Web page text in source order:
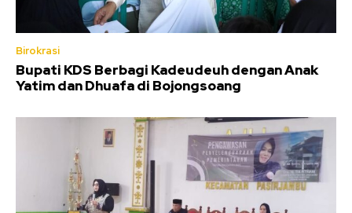
Birokrasi
Bupati KDS Berbagi Kadeudeuh dengan Anak
Yatim dan Dhuafa di Bojongsoang